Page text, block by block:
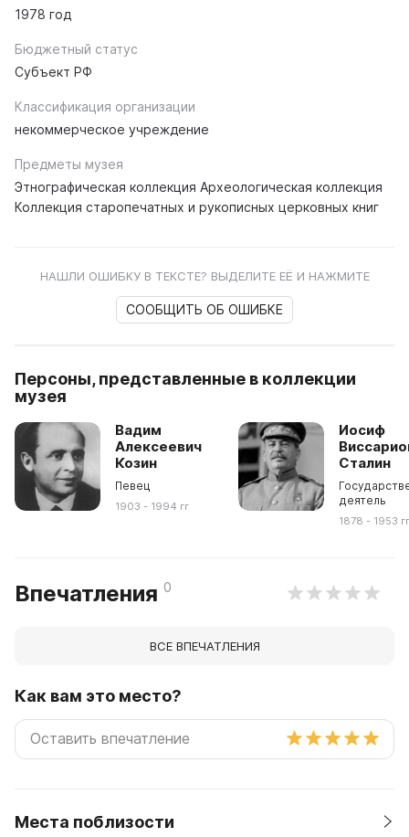
1978 год
Бюджетный статус
Субъект РФ
Классификация организации
некоммерческое учреждение
Предметы музея
Этнографическая коллекция Археологическая коллекция
Коллекция старопечатных и рукописных церковных книг
НАШЛИ ОШИБКУ В ТЕКСТЕ? ВЫДЕЛИТЕ ЕЁ И НАЖМИТЕ
СООБЩИТЬ ОБ ОШИБКЕ
Персоны, представленные в коллекции
музея
Вадим
Алексеевич
Козин
Певец
1903 - 1994 гг
Иосиф
Сталин
деятель
1878 - 1953
Впечатления 0
ВСЕ ВПЕЧАТЛЕНИЯ
Как вам это место?
Места поблизости